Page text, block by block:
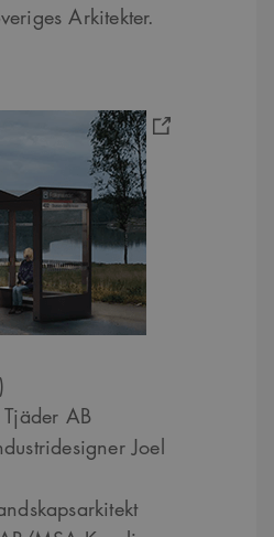
Arkitekter.
AB
Joel